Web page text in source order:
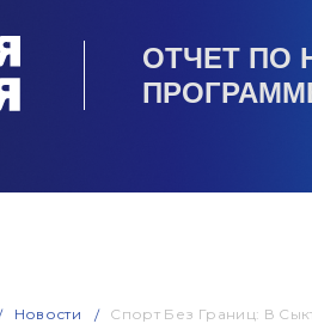
ОТЧЕТ ПО
Новости Спорт Без Границ: В